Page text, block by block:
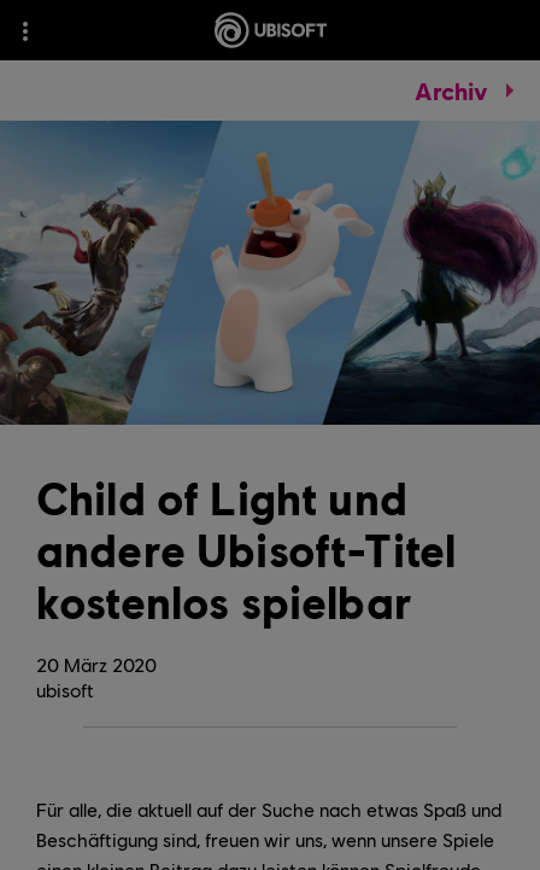
Archiv
20 März 2020
Child of Light und
andere Ubisoft-Titel
kostenlos spielbar
ubisoft
Für alle, die aktuell auf der Suche nach etwas Spaß und
Beschäftigung sind, freuen wir uns, wenn unsere Spiele